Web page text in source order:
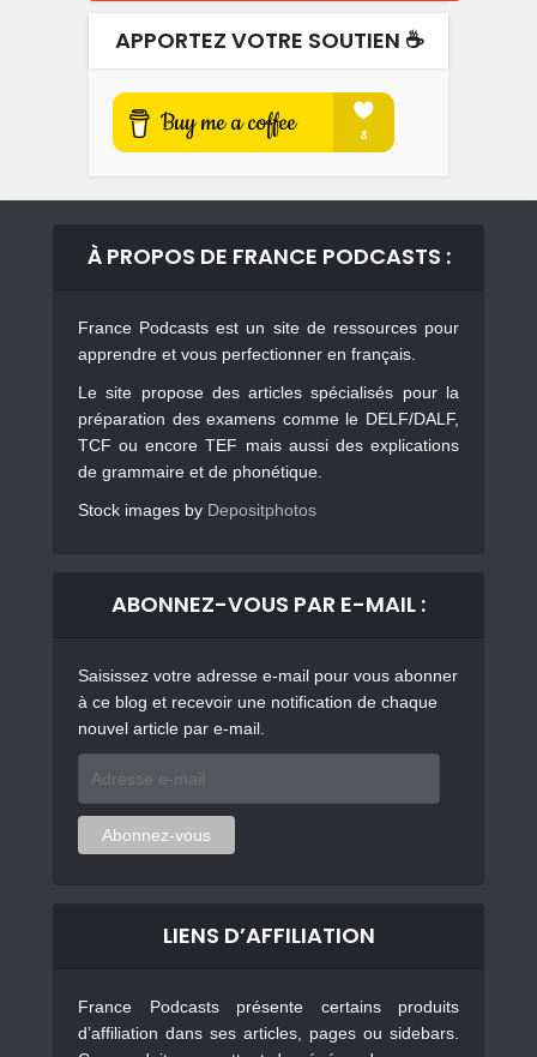
APPORTEZ VOTRE SOUTIEN ☕️
À PROPOS DE FRANCE PODCASTS :
France Podcasts est un site de ressources pour
apprendre et vous perfectionner en français.
Le site propose des articles spécialisés pour la
préparation des examens comme le DELF/DALF,
TCF ou encore TEF mais aussi des explications
de grammaire et de phonétique.
Stock images by Depositphotos
ABONNEZ-VOUS PAR E-MAIL :
Saisissez votre adresse e-mail pour vous abonner
à ce blog et recevoir une notification de chaque
nouvel article par e-mail.
mail
Abonnez-vous
LIENS D’AFFILIATION
France Podcasts présente certains produits
d’affiliation dans ses articles, pages ou sidebars.